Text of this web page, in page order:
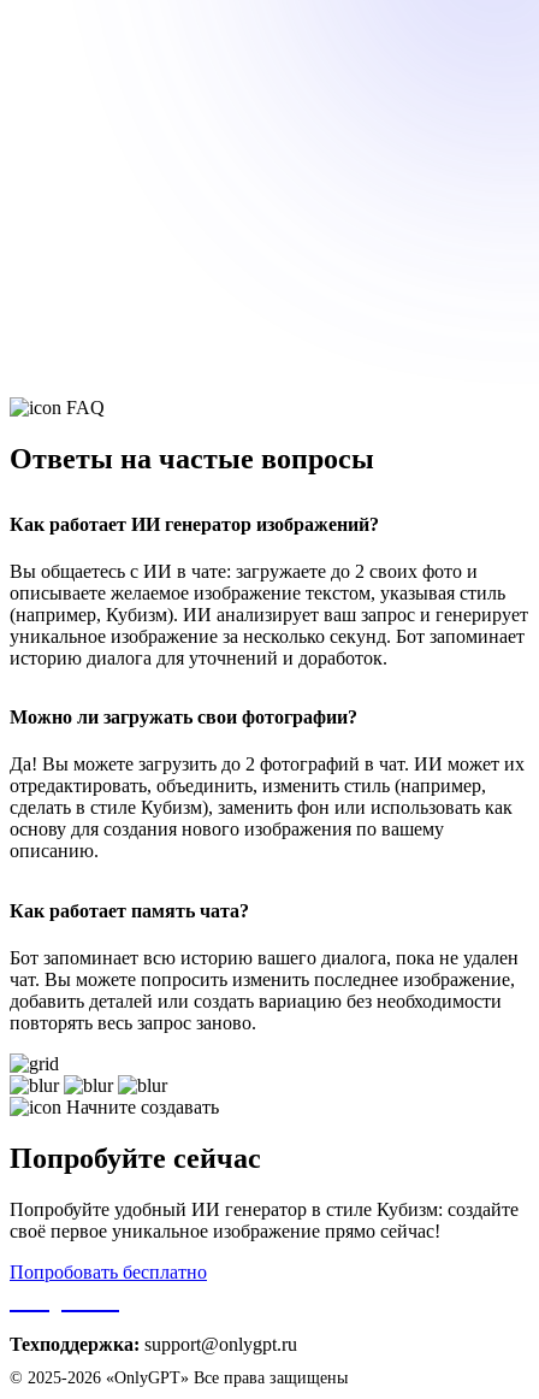
FAQ
Ответы на частые вопросы
Как работает ИИ генератор изображений?
Вы общаетесь с ИИ в чате: загружаете до 2 своих фото и
описываете желаемое изображение текстом, указывая стиль
(например, Кубизм). ИИ анализирует ваш запрос и генерирует
уникальное изображение за несколько секунд. Бот запоминает
историю диалога для уточнений и доработок.
Можно ли загружать свои фотографии?
Да! Вы можете загрузить до 2 фотографий в чат. ИИ может их
отредактировать, объединить, изменить стиль (например,
сделать в стиле Кубизм), заменить фон или использовать как
основу для создания нового изображения по вашему
описанию.
Как работает память чата?
Бот запоминает всю историю вашего диалога, пока не удален
чат. Вы можете попросить изменить последнее изображение,
добавить деталей или создать вариацию без необходимости
повторять весь запрос заново.
Начните создавать
Попробуйте сейчас
Попробуйте удобный ИИ генератор в стиле Кубизм: создайте
своё первое уникальное изображение прямо сейчас!
Попробовать бесплатно
Техподдержка: support@onlygpt.ru
© 2025-2026 «OnlyGPT» Все права защищены